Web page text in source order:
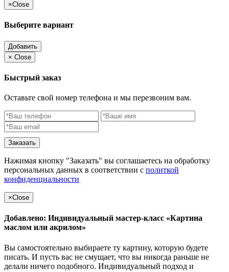
×Close
Выберите вариант
Добавить
× Close
Быстрый заказ
Оставьте свой номер телефона и мы перезвоним вам.
Заказать
Нажимая кнопку "Заказать" вы соглашаетесь на обработку
персональных данных в соответствии с политкой
конфиденциальности
×Close
Добавлено: Индивидуальный мастер-класс «Картина
маслом или акрилом»
Вы самостоятельно выбираете ту картину, которую будете
писать. И пусть вас не смущает, что вы никогда раньше не
делали ничего подобного. Индивидуальный подход и